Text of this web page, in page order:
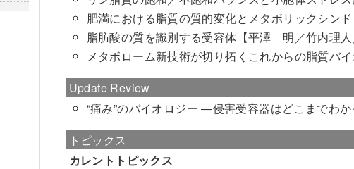
肥満における脂質の質的変化とメタボリックシン
脂肪酸の質を識別する受容体【平澤 明／竹内理
メタボローム新技術が切り拓くこれからの脂質
Update Review
“痛み”のバイオロジー ―侵害受容器はどこまでわか
トピックス
カレントトピックス